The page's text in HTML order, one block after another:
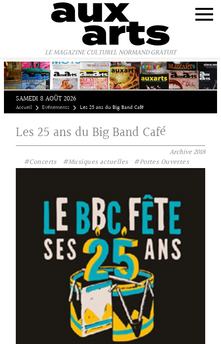
LE MAGAZINE CULTUREL NORMAND GRATUIT
SAMEDI 8 AOÛT 2026
Accueil Evénements Les 25 ans du Big Band Café
Les 25 ans du Big Band Café
Archive2018
#Concerts
#Musiques actuelles #Portes Ouvertes
Panneau de gestion des cookies